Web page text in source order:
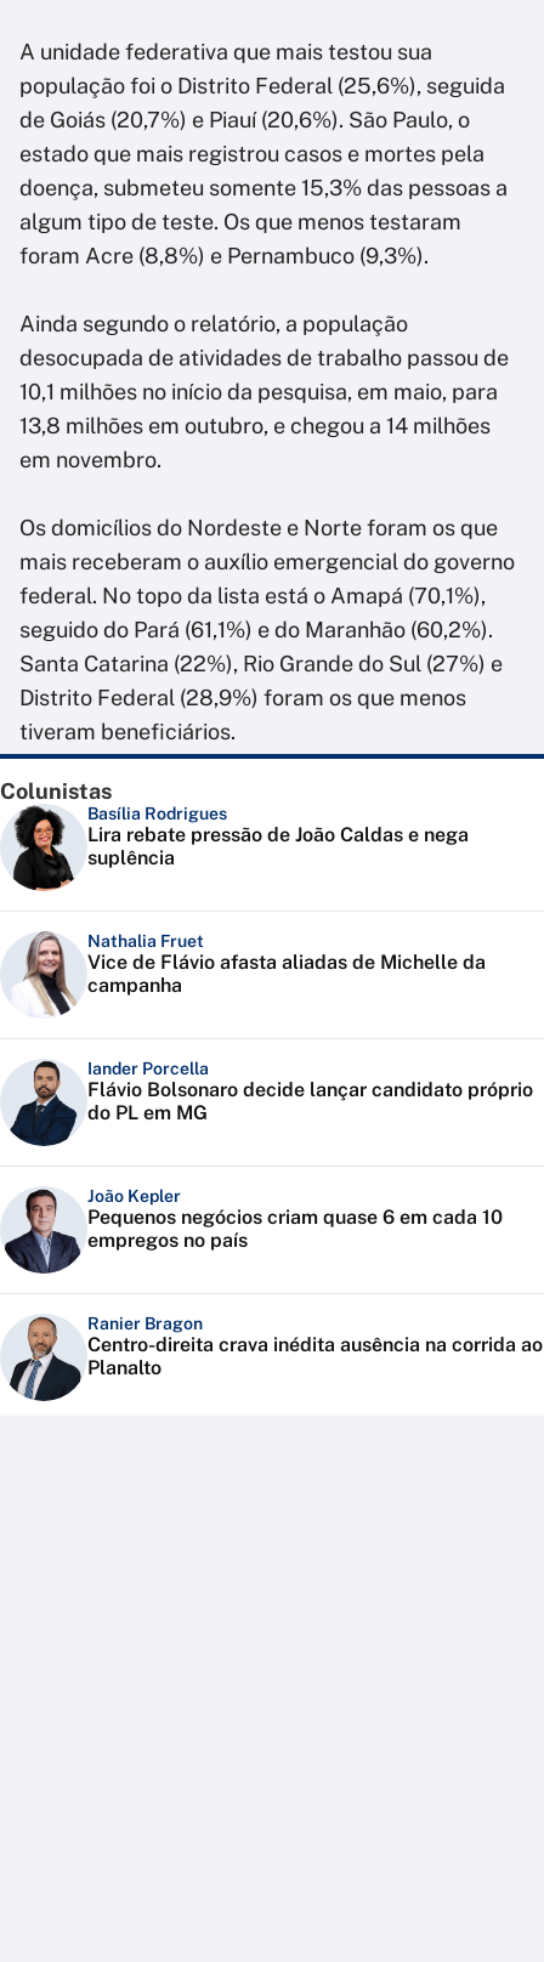
A unidade federativa que mais testou sua
população foi o Distrito Federal (25,6%), seguida
de Goiás (20,7%) e Piauí (20,6%). São Paulo, o
estado que mais registrou casos e mortes pela
doença, submeteu somente 15,3% das pessoas a
algum tipo de teste. Os que menos testaram
foram Acre (8,8%) e Pernambuco (9,3%).
Ainda segundo o relatório, a população
desocupada de atividades de trabalho passou de
10,1 milhões no início da pesquisa, em maio, para
13,8 milhões em outubro, e chegou a 14 milhões
em novembro.
Os domicílios do Nordeste e Norte foram os que
mais receberam o auxílio emergencial do governo
federal. No topo da lista está o Amapá (70,1%),
seguido do Pará (61,1%) e do Maranhão (60,2%).
Santa Catarina (22%), Rio Grande do Sul (27%) e
Distrito Federal (28,9%) foram os que menos
tiveram beneficiários.
Colunistas
Basília Rodrigues
Lira rebate pressão de João Caldas e nega
suplência
Nathalia Fruet
Vice de Flávio afasta aliadas de Michelle da
campanha
Iander Porcella
Flávio Bolsonaro decide lançar candidato próprio
do PL em MG
João Kepler
Pequenos negócios criam quase 6 em cada 10
empregos no país
Ranier Bragon
Centro-direita crava inédita ausência na corrida ao
Planalto